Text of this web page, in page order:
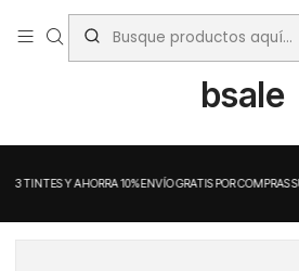
Inicio bsale
bsale
3 TINTES Y AHORRA 10%ENVÍO GRATIS POR COMPRAS